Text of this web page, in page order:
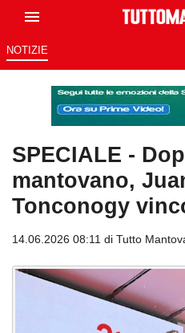
NOTIZIE
SPECIALE -
mantovano,
Tonconogy
14.06.2026 08:11 di Tutto